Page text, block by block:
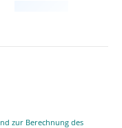
zur Berechnung des